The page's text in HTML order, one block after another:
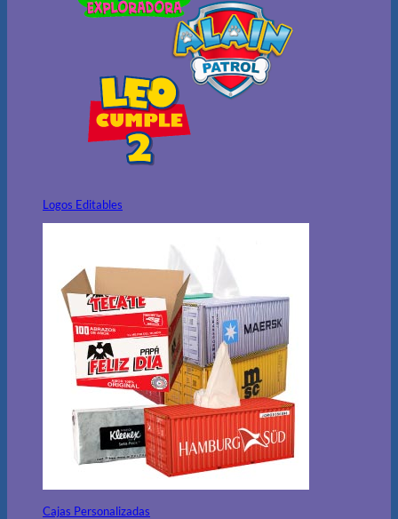
Logos Editables
Cajas Personalizadas